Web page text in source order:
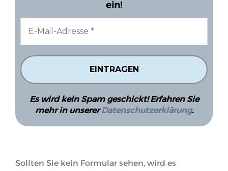
ein!
Es wird kein Spam geschickt! Erfahren Sie
mehr in unsererDatenschutzerklärung.
Sollten Sie kein Formular sehen, wird es